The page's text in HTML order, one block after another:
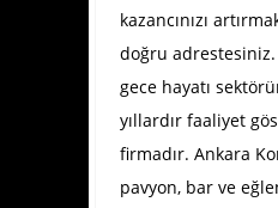
kazancınızı
doğru
gece hayatı
yıllardır faaliyet
firmadır. Ankara
pavyon, bar ve